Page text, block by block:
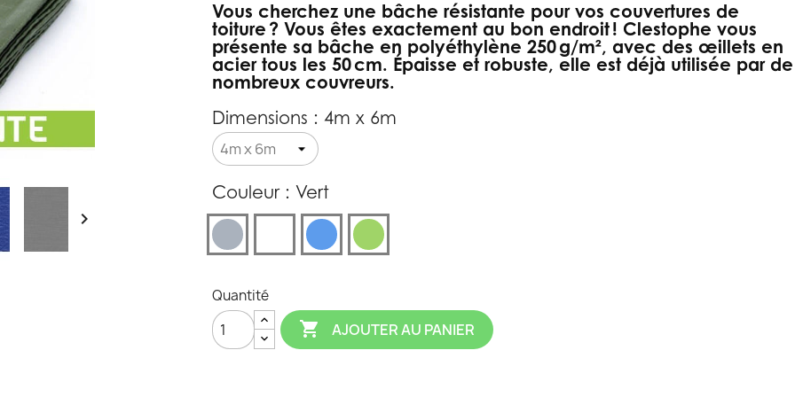

Vous cherchez une bâche résistante pour vos couvertures de
toiture ? Vous êtes exactement au bon endroit ! Clestophe vous
présente sa bâche en polyéthylène 250 g/m², avec des œillets en
acier tous les 50 cm. Épaisse et robuste, elle est déjà utilisée par de
nombreux couvreurs.
Dimensions : 4m x 6m
Couleur : Vert
Gris Blanc Bleu Vert
Quantité
 AJOUTER AU PANIER